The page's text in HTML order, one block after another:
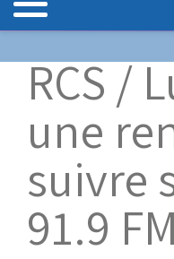
RCS /
une
suivre
91.9 FM